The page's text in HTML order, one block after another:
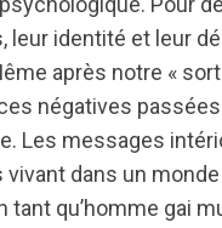
leur identité et leur
après notre «
négatives
Les messages
vivant dans un
tant qu’homme gai